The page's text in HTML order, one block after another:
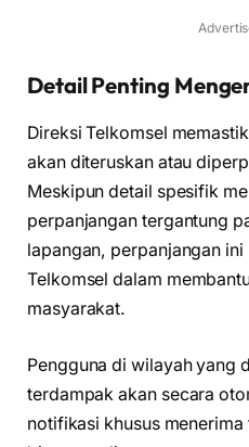
Detail Penting
Direksi Telkomsel
akan diteruskan atau
Meskipun detail spesifik
perpanjangan tergantung
lapangan, perpanjangan
Telkomsel dalam
masyarakat.
Pengguna di wilayah yang
terdampak akan secara
notifikasi khusus